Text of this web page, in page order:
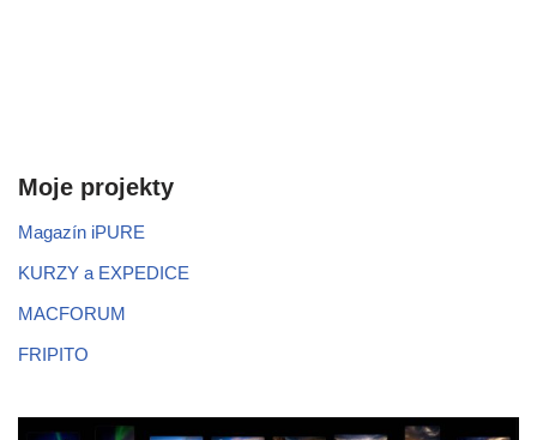
Moje projekty
Magazín iPURE
KURZY a EXPEDICE
MACFORUM
FRIPITO